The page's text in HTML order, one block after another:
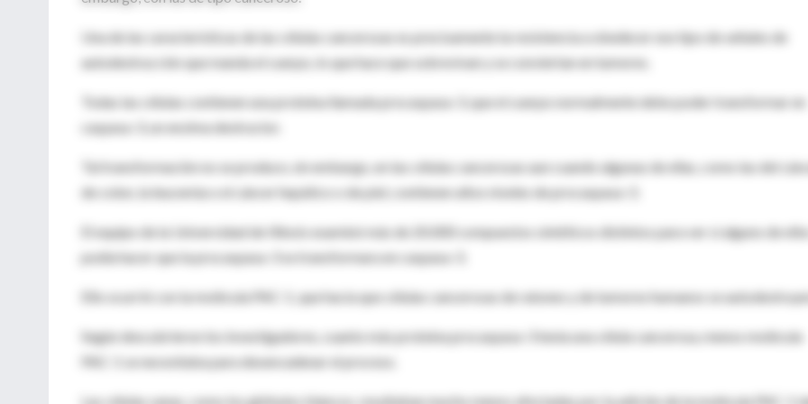
Una de las características de las células cancerosas es precisamente la resistencia a obedecer ese tipo de señales de
autodestrucción que manda el cuerpo, lo que hace que sobrevivan y se conviertan en tumores.
Todas las células contienen una proteína llamada procaspasa-3, que el cuerpo normalmente debe poder transformar en
caspasa-3, un enzima destructor.
Tal transformación no se produce, sin embargo, en las células cancerosas aun cuando algunas de ellas, como las del
de colon, la leucemia o el cáncer hepático o de piel, contienen altos niveles de procaspasa-3.
El equipo de la Universidad de Illinois examinó más de 20.000 compuestos sintéticos distintos para ver si alguno de ellos
podía hacer que la procaspasa-3 se transformara en caspasa-3.
Ello ocurrió con la molécula PAC-1, que hacía que células cancerosas de ratones y de tumores humanos se
Según descubrieron los investigadores, cuanto más proteína procaspasa-3 tenía una célula cancerosa, menos molécula
PAC-1 se necesitaba para desencadenar el proceso.
Las células sanas, como los glóbulos blancos, resultaban mucho menos afectadas por la adición de la molécula PAC-1